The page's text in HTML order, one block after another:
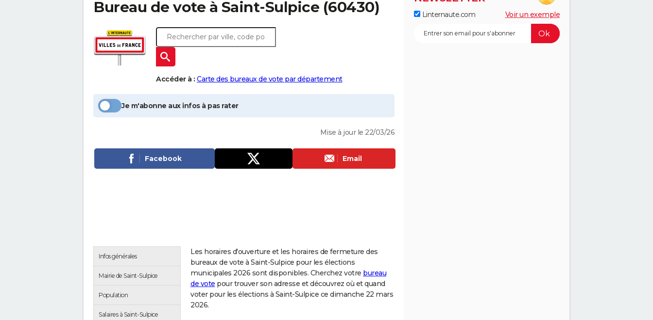
Bureau de vote à Saint-Sulpice (60430)
Accéder à : Carte des bureaux de vote par département
Je m'abonne aux infos à pas rater
Mise à jour le 22/03/26
Facebook Email
Infos générales
Mairie de Saint-Sulpice
Population
Salaires à Saint-Sulpice
Les horaires d'ouverture et les horaires de fermeture des
bureaux de vote à Saint-Sulpice pour les élections
municipales 2026 sont disponibles. Cherchez votre bureau
de vote pour trouver son adresse et découvrez où et quand
voter pour les élections à Saint-Sulpice ce dimanche 22 mars
2026.
Linternaute.com Voir un exemple